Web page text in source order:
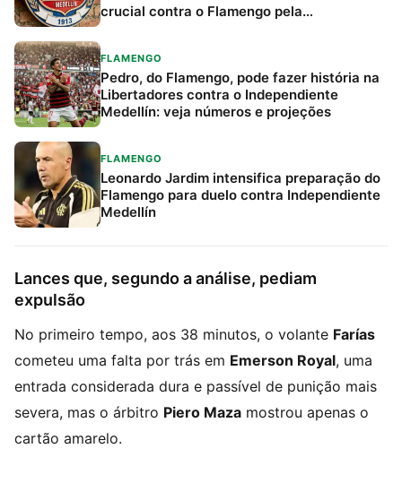
crucial contra o Flamengo pela
FLAMENGO
Pedro, do Flamengo, pode fazer história na
Libertadores contra o Independiente
Medellín: veja números e projeções
FLAMENGO
Leonardo Jardim intensifica preparação do
Flamengo para duelo contra Independiente
Medellín
Lances que, segundo a análise, pediam
expulsão
No primeiro tempo, aos 38 minutos, o volante Farías
cometeu uma falta por trás em Emerson Royal, uma
entrada considerada dura e passível de punição mais
severa, mas o árbitro Piero Maza mostrou apenas o
cartão amarelo.